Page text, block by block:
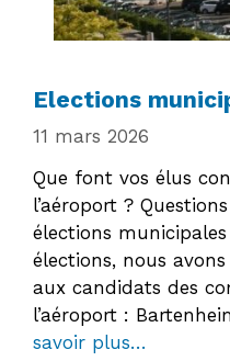
Elections
11 mars 2026
Que font vos élus
l’aéroport ?
élections
élections, nous
aux candidats des
l’aéroport :
savoir plus…